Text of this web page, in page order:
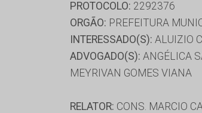
PROTOCOLO: 2292376
ORGÃO: PREFEITURA
INTERESSADO(S): ALUIZIO
ADVOGADO(S): ANGÉLICA
MEYRIVAN GOMES VIANA
RELATOR: CONS. MARCIO